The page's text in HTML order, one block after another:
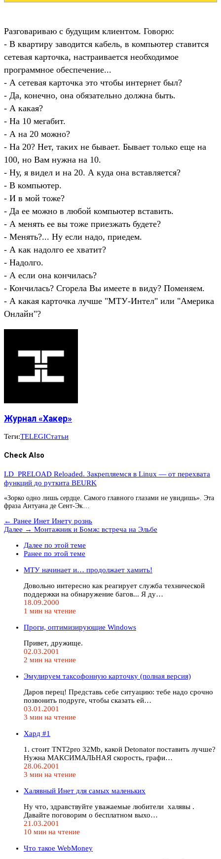
Разговариваю с будущим клиентом. Говорю:
- В квартиру заводится кабель, в компьютер ставится
сетевая карточка, настраивается необходимое
программное обеспечение...
- А сетевая карточка это чтобы интернет был?
- Да, конечно, она обязательно должна быть.
- А какая?
- На 10 мегабит.
- А на 20 можно?
- На 20? Нет, таких не бывает. Бывает только еще на
100, но Вам нужна на 10.
- Ну, я видел и на 20. А куда она вставляется?
- В компьютер.
- И в мой тоже?
- Да ее можно в любой компьютер вставить.
- А менять ее вы тоже приезжать будете?
- Менять?... Ну если надо, приедем.
- А как надолго ее хватит?
- Надолго.
- А если она кончилась?
- Кончилась? Сгорела Вы имеете в виду? Поменяем.
- А какая карточка лучше "МТУ-Интел" или "Америка
Онлайн"?
Журнал «Хакер»
Теги:TELEGIСтатьи
Check Also
LD_PRELOAD Reloaded. Закрепляемся в Linux — от перехвата
функций до руткита BEURK
«Зорко одно лишь сердце. Самого главного глазами не увидишь». Эта
фраза Антуана де Сент-Эк…
← Ранее Инет Инету рознь
Далее → Монтажник и Бомж: встреча на Эльбе
Далее по этой теме
Ранее по этой теме
МТУ начинает и… продолжает хамить!
Довольно интересно как реагирует служба технической
поддержки на обнаружение багов... Я ду…
18.09.2000
1 мин на чтение
Проги, оптимизирующие Windows
Привет, дружище.
02.03.2001
2 мин на чтение
Эмулируем таксофонную карточку (полная версия)
Даров перец! Представь себе ситуацию: тебе надо срочно
позвонить подруге, чтобы сказать ей…
03.01.2001
3 мин на чтение
Хард #1
1. стоит TNT2pro 32Mb, какой Detonator поставить лучше?
Нужна МАКСИМАЛЬНАЯ скорость, графи…
28.06.2001
3 мин на чтение
Халявный Инет для самых маленьких
Ну что, здравствуйте уважаемые любители халявы .
Давайте поговорим о бесплатном выхо…
21.03.2001
10 мин на чтение
Что такое WebMoney